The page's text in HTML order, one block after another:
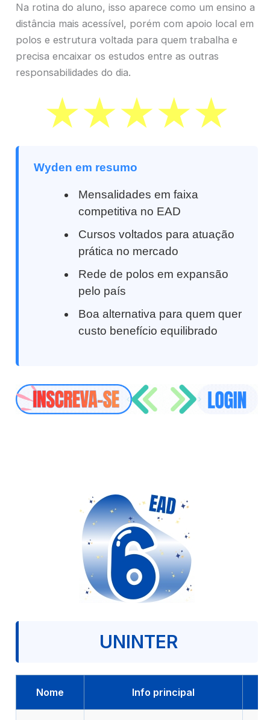
Na rotina do aluno, isso aparece como um ensino a
distância mais acessível, porém com apoio local em
polos e estrutura voltada para quem trabalha e
precisa encaixar os estudos entre as outras
responsabilidades do dia.
Wyden em resumo
Mensalidades em faixa
competitiva no EAD
Cursos voltados para atuação
prática no mercado
Rede de polos em expansão
pelo país
Boa alternativa para quem quer
custo benefício equilibrado
UNINTER
Nome Info principal